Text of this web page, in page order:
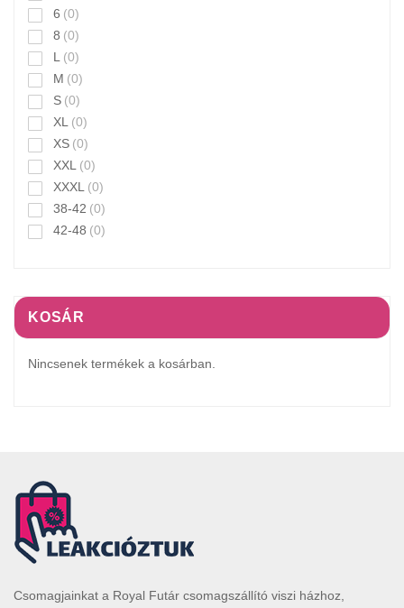
6 (0)
8 (0)
L (0)
M (0)
S (0)
XL (0)
XS (0)
XXL (0)
XXXL (0)
38-42 (0)
42-48 (0)
KOSÁR
Nincsenek termékek a kosárban.
Csomagjainkat a Royal Futár csomagszállító viszi házhoz,